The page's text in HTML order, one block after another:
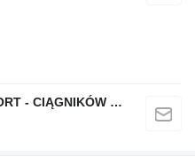
SMUSZKIEWICZ IMPORT - EXPORT - CIĄGNIKÓW SIODŁOWYCH I NACZEP